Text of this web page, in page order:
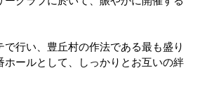
行い、豊丘村の作法である最も盛り
ホールとして、しっかりとお互いの絆